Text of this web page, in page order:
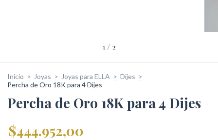
1 / 2
Inicio > Joyas > Joyas para ELLA > Dijes >
Percha de Oro 18K para 4 Dijes
Percha de Oro 18K para 4 Dijes
$444.952,00